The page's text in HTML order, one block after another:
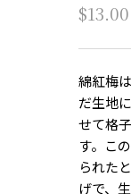
$13.00
綿紅梅
だ生地
せて格
す。こ
られた
げで、